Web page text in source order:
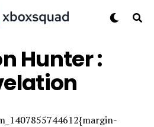
Hunter :